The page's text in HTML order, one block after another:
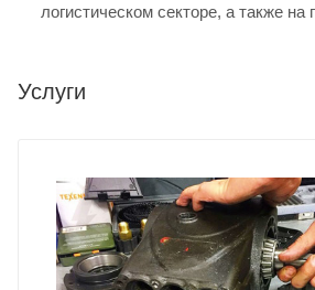
логистическом секторе, а также на
Услуги